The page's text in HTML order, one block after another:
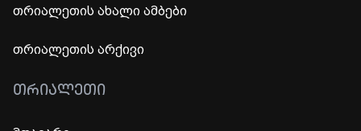
თრიალეთის ახალი ამბები
თრიალეთის არქივი
ᲗᲠᲘᲐᲚᲔᲗᲘ